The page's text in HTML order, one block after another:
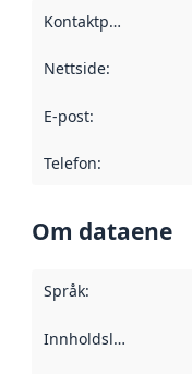
Kontaktpunkt
Nettside:
E-post:
Telefon:
Om dataene
Språk:
Innholdsleverandører